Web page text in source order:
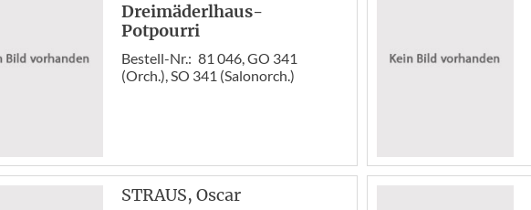
Dreimäderlhaus-
Potpourri
Bestell-Nr.: 81 046, GO 341
(Orch.), SO 341 (Salonorch.)
STRAUS, Oscar